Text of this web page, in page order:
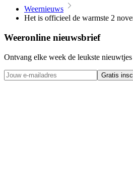
Weernieuws
Het is officieel de warmste 2
Weeronline nieuwsbrief
Ontvang elke week de leukste
Gratis